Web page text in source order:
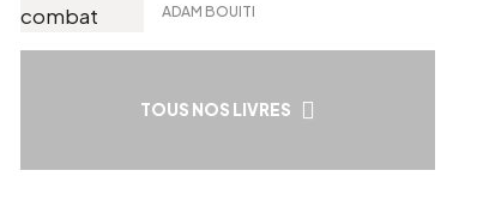
ADAM BOUITI
TOUS NOS LIVRES